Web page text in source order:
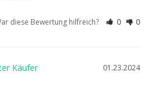
diese Bewertung hilfreich? 0 0
01.23.2024